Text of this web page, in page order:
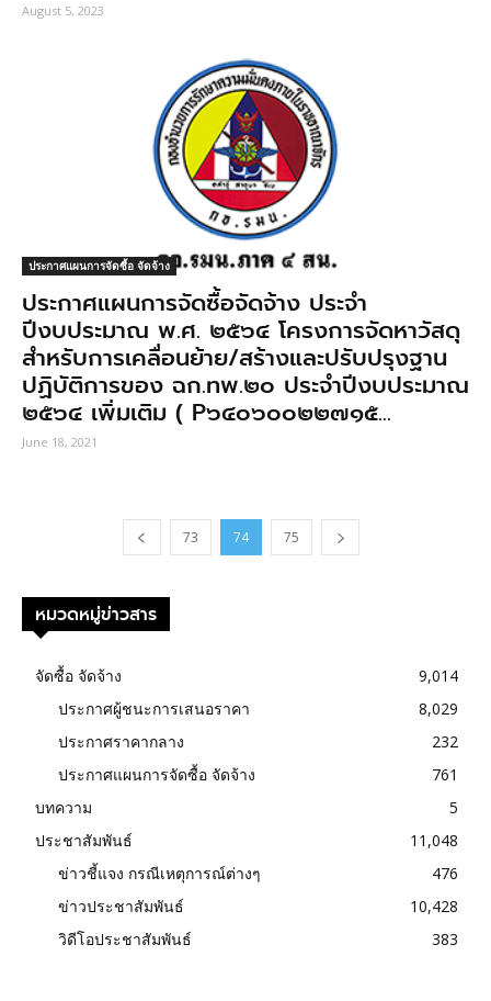
August 5, 2023
ประกาศแผนการจัดซื้อ จัดจ้าง
ประกาศแผนการจัดซื้อจัดจ้าง ประจำ
ปีงบประมาณ พ.ศ. ๒๕๖๔ โครงการจัดหาวัสดุ
สำหรับการเคลื่อนย้าย/สร้างและปรับปรุงฐาน
ปฏิบัติการของ ฉก.ทพ.๒๐ ประจำปีงบประมาณ
๒๕๖๔ เพิ่มเติม ( P๖๔๐๖๐๐๒๒๗๑๕...
June 18, 2021
73 74 75
หมวดหมู่ข่าวสาร
จัดซื้อ จัดจ้าง
9,014
ประกาศผู้ชนะการเสนอราคา
8,029
ประกาศราคากลาง
232
ประกาศแผนการจัดซื้อ จัดจ้าง
761
บทความ
5
ประชาสัมพันธ์
11,048
ข่าวชี้แจง กรณีเหตุการณ์ต่างๆ
476
ข่าวประชาสัมพันธ์
10,428
วิดีโอประชาสัมพันธ์
383